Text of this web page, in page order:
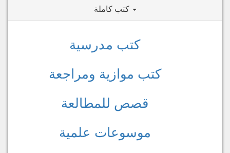
كتب كاملة
كتب مدرسية
كتب موازية ومراجعة
قصص للمطالعة
موسوعات علمية